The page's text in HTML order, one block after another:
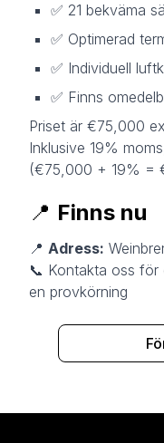
✅ 21 bekväma
✅ Optimerad
✅ Individuell
✅ Finns
Priset är €75,000
Inklusive 19%
(€75,000 + 19% =
📍 Finns nu
📍 Adress:
📞 Kontakta oss för
en provkörning